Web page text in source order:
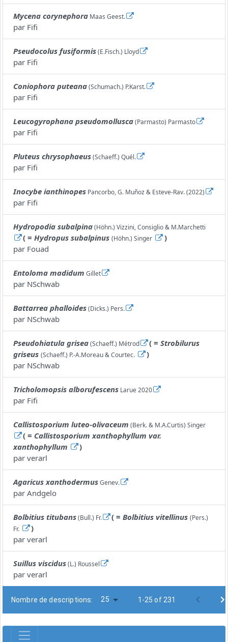
Mycena corynephora Maas Geest.
par Fifi
Pseudocolus fusiformis(E.Fisch.) Lloyd
par Fifi
Coniophora puteana(Schumach.) P.Karst.
par Fifi
Leucogyrophana pseudomollusca(Parmasto) Parmasto
par Fifi
Pluteus chrysophaeus(Schaeff.) Quél.
par Fifi
Inocybe ianthinopes Pancorbo, G. Muñoz & Esteve-Rav. (2022)
par Fifi
Hydropodia subalpina(Höhn.) Vizzini, Consiglio & M.Marchetti
( =Hydropus subalpinus (Höhn.) Singer
)
par Fouad
Entoloma madidum Gillet
par NSchwab
Battarrea phalloides(Dicks.) Pers.
par NSchwab
Pseudohiatula grisea(Schaeff.) Métrod ( =Strobilurus
griseus (Schaeff.) P.-A.Moreau & Courtec.
)
par NSchwab
Tricholomopsis alborufescens Larue 2020
par Fifi
Callistosporium luteo-olivaceum (Berk. & M.A.Curtis) Singer
( = Callistosporium xanthophyllum var.
xanthophyllum
)
par verarl
Agaricus xanthodermusGenev.
par Andgelo
Bolbitius titubans(Bull.) Fr. ( =Bolbitius vitellinus (Pers.)
Fr.
)
par verarl
Suillus viscidus(L.) Roussel
par verarl
Nombre de descriptions: 25 1-25 of 231